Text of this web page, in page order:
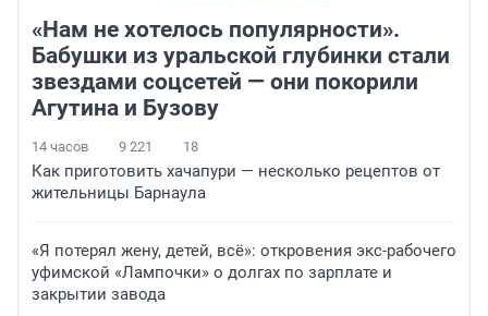
«Нам не хотелось популярности».
Бабушки из уральской глубинки стали
звездами соцсетей — они покорили
Агутина и Бузову
14 часов 9 221 18
Как приготовить хачапури — несколько рецептов от
жительницы Барнаула
«Я потерял жену, детей, всё»: откровения экс-рабочего
уфимской «Лампочки» о долгах по зарплате и
закрытии завода